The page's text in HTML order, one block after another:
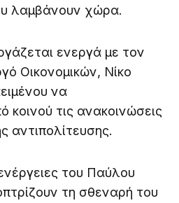
λαμβάνουν χώρα.
ενεργά με τον
Οικονομικών, Νίκο
να
κοινού τις ανακοινώσεις
αντιπολίτευσης.
του Παύλου
τη σθεναρή του